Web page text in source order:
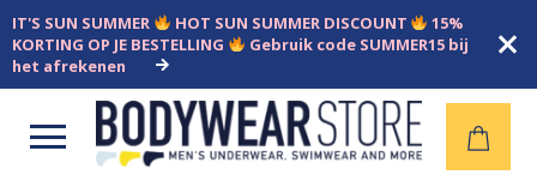
IT'S SUN SUMMER HOT SUN SUMMER DISCOUNT
15%
KORTING OP JE BESTELLING
Gebruik code SUMMER15 bij
het afrekenen
Open